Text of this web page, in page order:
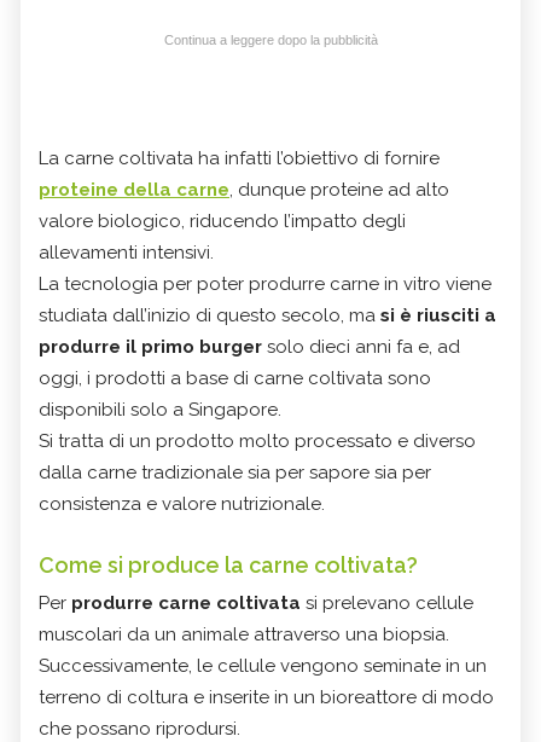
Continua a leggere dopo la pubblicità
La carne coltivata ha infatti l’obiettivo di fornire
proteine della carne, dunque proteine ad alto
valore biologico, riducendo l’impatto degli
allevamenti intensivi.
La tecnologia per poter produrre carne in vitro viene
studiata dall’inizio di questo secolo, ma si è riusciti a
produrre il primo burger solo dieci anni fa e, ad
oggi, i prodotti a base di carne coltivata sono
disponibili solo a Singapore.
Si tratta di un prodotto molto processato e diverso
dalla carne tradizionale sia per sapore sia per
consistenza e valore nutrizionale.
Come si produce la carne coltivata?
Per produrre carne coltivata si prelevano cellule
muscolari da un animale attraverso una biopsia.
Successivamente, le cellule vengono seminate in un
terreno di coltura e inserite in un bioreattore di modo
che possano riprodursi.